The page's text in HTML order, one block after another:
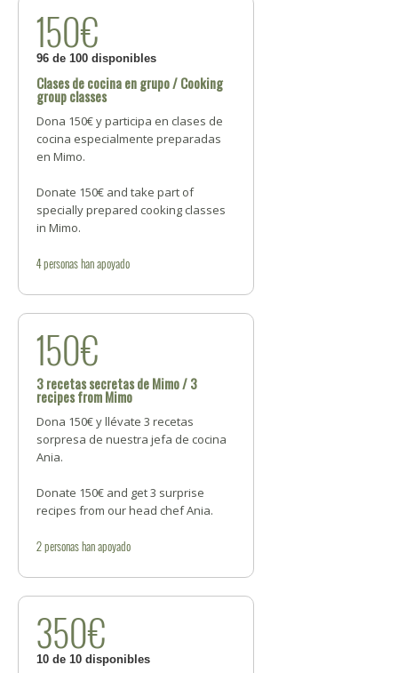
150€
96 de 100 disponibles
Clases de cocina en grupo / Cooking
group classes
Dona 150€ y participa en clases de
cocina especialmente preparadas
en Mimo.
Donate 150€ and take part of
specially prepared cooking classes
in Mimo.
4personashan apoyado
150€
3 recetas secretas de Mimo / 3
recipes from Mimo
Dona 150€ y llévate 3 recetas
sorpresa de nuestra jefa de cocina
Ania.
Donate 150€ and get 3 surprise
recipes from our head chef Ania.
2personashan apoyado
350€
10 de 10 disponibles